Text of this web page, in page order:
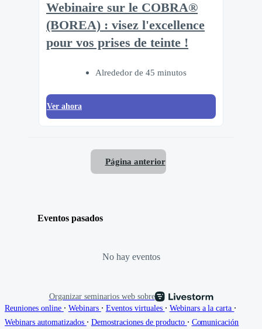
Webinaire sur le COBRA®
(BOREA) : visez l'excellence
pour vos prises de teinte !
Alrededor de 45 minutos
Ver ahora
Página anterior
Eventos pasados
No hay eventos
Organizar seminarios web sobre
Reuniones online ∙ Webinars ∙ Eventos virtuales ∙ Webinars a la carta ∙
Webinars automatizados ∙ Demostraciones de producto ∙ Comunicación